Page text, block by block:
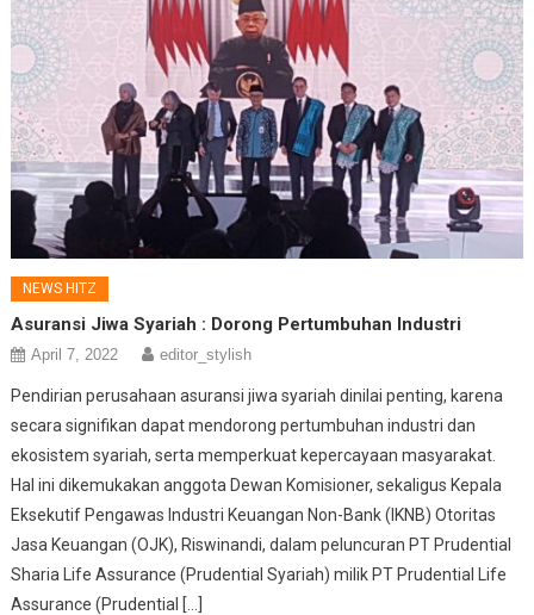
NEWS HITZ
Asuransi Jiwa Syariah : Dorong Pertumbuhan Industri
April 7, 2022 editor_stylish
Pendirian perusahaan asuransi jiwa syariah dinilai penting, karena
secara signifikan dapat mendorong pertumbuhan industri dan
ekosistem syariah, serta memperkuat kepercayaan masyarakat.
Hal ini dikemukakan anggota Dewan Komisioner, sekaligus Kepala
Eksekutif Pengawas Industri Keuangan Non-Bank (IKNB) Otoritas
Jasa Keuangan (OJK), Riswinandi, dalam peluncuran PT Prudential
Sharia Life Assurance (Prudential Syariah) milik PT Prudential Life
Assurance (Prudential […]